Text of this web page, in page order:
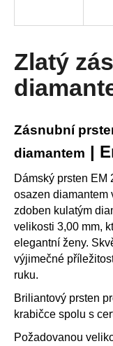
Zlatý
Zásnubní
diamantem |
Dámský prsten EM
osazen diamantem
zdoben kulatým
velikosti 3,00 mm,
elegantní ženy.
výjimečné
ruku.
Briliantový prsten
krabičce spolu s
Požadovanou
í
t
?
D
o
p
o
u
č
u